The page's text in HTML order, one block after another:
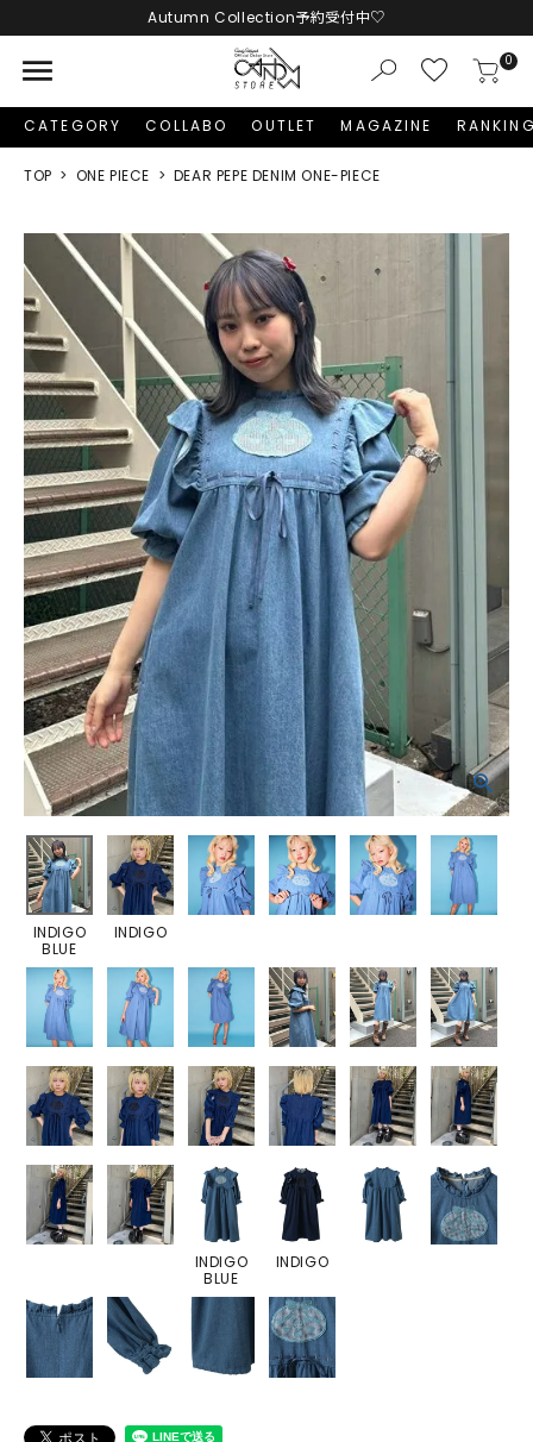
Autumn Collection予約受付中♡
LINE友だち追加 + ID連携で1,000円OFFクーポンプレゼント
新規会員登録で1,000円分のポイントプレゼント！
menu 0
CATEGORY COLLABO OUTLET MAGAZINE
TOP ONE PIECE DEAR PEPE DENIM ONE-PIECE
INDIGO
BLUE
INDIGO
INDIGO
BLUE
INDIGO